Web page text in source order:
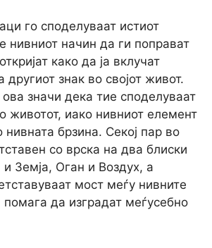
го споделуваат истиот
нивниот начин да ги поправат
како да ја вклучат
другиот знак во својот живот.
значи дека тие споделуваат
животот, иако нивниот елемент
нивната брзина. Секој пар во
со врска на два блиски
Земја, Оган и Воздух, а
мост меѓу нивните
да изградат меѓусебно